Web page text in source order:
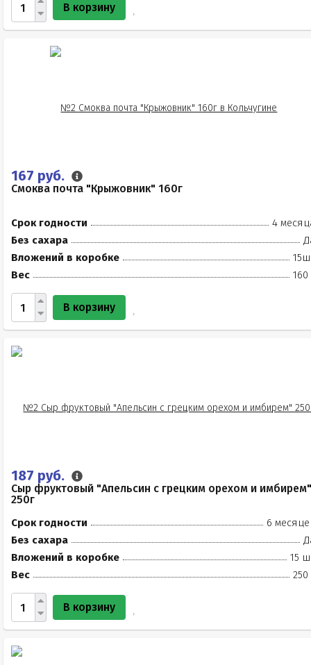
В корзину
167 руб.
Смоква почта "Крыжовник" 160г
Срок годности
4
Без сахара
Вложений в коробке
Вес
160
В корзину
187 руб.
Сыр фруктовый "Апельсин с грецким орехом и имбирем"
250г
Срок годности
6
Без сахара
Вложений в коробке
15
Вес
250
В корзину